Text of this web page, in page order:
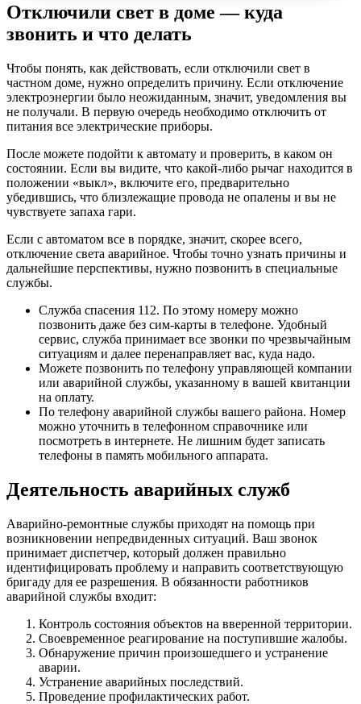
Отключили свет в доме — куда
звонить и что делать
Чтобы понять, как действовать, если отключили свет в
частном доме, нужно определить причину. Если отключение
электроэнергии было неожиданным, значит, уведомления вы
не получали. В первую очередь необходимо отключить от
питания все электрические приборы.
После можете подойти к автомату и проверить, в каком он
состоянии. Если вы видите, что какой-либо рычаг находится в
положении «выкл», включите его, предварительно
убедившись, что близлежащие провода не опалены и вы не
чувствуете запаха гари.
Если с автоматом все в порядке, значит, скорее всего,
отключение света аварийное. Чтобы точно узнать причины и
дальнейшие перспективы, нужно позвонить в специальные
службы.
Служба спасения 112. По этому номеру можно
позвонить даже без сим-карты в телефоне. Удобный
сервис, служба принимает все звонки по чрезвычайным
ситуациям и далее перенаправляет вас, куда надо.
Можете позвонить по телефону управляющей компании
или аварийной службы, указанному в вашей квитанции
на оплату.
По телефону аварийной службы вашего района. Номер
можно уточнить в телефонном справочнике или
посмотреть в интернете. Не лишним будет записать
телефоны в память мобильного аппарата.
Деятельность аварийных служб
Аварийно-ремонтные службы приходят на помощь при
возникновении непредвиденных ситуаций. Ваш звонок
принимает диспетчер, который должен правильно
идентифицировать проблему и направить соответствующую
бригаду для ее разрешения. В обязанности работников
аварийной службы входит:
Контроль состояния объектов на вверенной территории.
Своевременное реагирование на поступившие жалобы.
Обнаружение причин произошедшего и устранение
аварии.
Устранение аварийных последствий.
Проведение профилактических работ.